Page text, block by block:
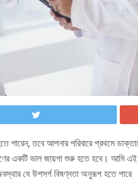
তবে আপনার পরিবারে প্রথমে
একটি ভাল জায়গা শুরু হতে হবে। আমি
যে উপসর্গ বিষণ্নতা অনুরূপ হতে পারে